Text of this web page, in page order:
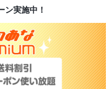
ン実施中！